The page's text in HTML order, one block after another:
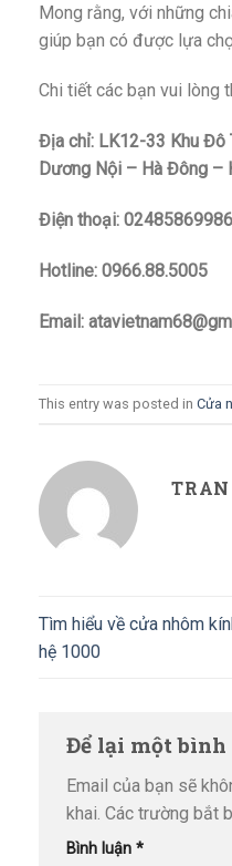
Mong rằng, với những
giúp bạn có được lựa
Chi tiết các bạn vui lòng
Địa chỉ: LK12-33 Khu Đô
Dương Nội – Hà Đông –
Điện thoại: 02485869986
Hotline: 0966.88.5005
Email:
This entry was posted in Cửa
Tìm hiểu về cửa nhôm
hệ 1000
Để lại một bình
Email của bạn sẽ
khai. Các trường bắt
Bình luận *